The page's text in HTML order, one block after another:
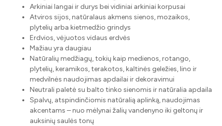
Arkiniai langai ir durys bei vidiniai arkiniai korpusai
Atviros sijos, natūralaus akmens sienos, mozaikos,
plytelių arba kietmedžio grindys
Erdvios, vėjuotos vidaus erdvės
Mažiau yra daugiau
Natūralių medžiagų, tokių kaip medienos, rotango,
plytelių, keramikos, terakotos, kaltinės geležies, lino ir
medvilnės naudojimas apdailai ir dekoravimui
Neutrali paletė su balto tinko sienomis ir natūralia apdaila
Spalvų, atspindinčiomis natūralią aplinką, naudojimas
akcentams – nuo mėlynai žalių vandenyno iki geltonų ir
auksinių saulės tonų